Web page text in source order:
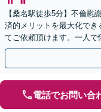
【桑名駅徒歩5分】不倫慰
済的メリットを最大化で
てご依頼頂けます。一人で
電話でお問い合